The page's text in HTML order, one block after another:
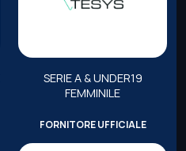
SERIE A & UNDER19
FEMMINILE
FORNITORE UFFICIALE